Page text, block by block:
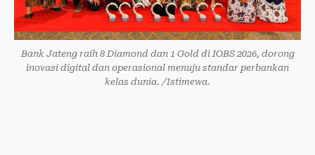
Bank Jateng raih 8 Diamond dan 1 Gold di IOBS 2026, dorong
inovasi digital dan operasional menuju standar perbankan
kelas dunia. /Istimewa.